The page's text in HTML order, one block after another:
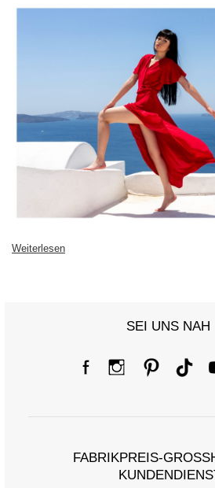
Weiterlesen
SEI UNS NAH
FABRIKPREIS-
UNDENDIENST